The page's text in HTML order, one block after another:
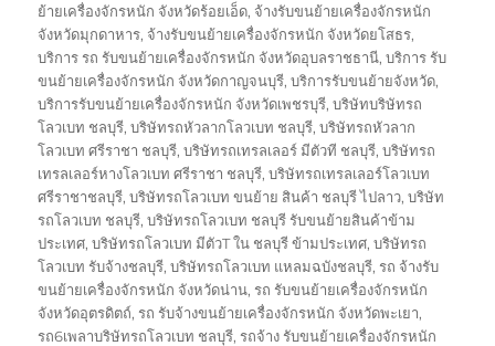
ย้ายเครื่องจักรหนัก จังหวัดร้อยเอ็ด, จ้างรับขนย้ายเครื่องจักรหนัก
จังหวัดมุกดาหาร, จ้างรับขนย้ายเครื่องจักรหนัก จังหวัดยโสธร,
บริการ รถ รับขนย้ายเครื่องจักรหนัก จังหวัดอุบลราชธานี,บริการ รับ
ขนย้ายเครื่องจักรหนัก จังหวัดกาญจนบุรี,บริการรับขนย้ายจังหวัด,
บริการรับขนย้ายเครื่องจักรหนัก จังหวัดเพชรบุรี,บริษัทบริษัทรถ
โลวเบท ชลบุรี,บริษัทรถหัวลากโลวเบท ชลบุรี,บริษัทรถหัวลาก
โลวเบท ศรีราชา ชลบุรี,บริษัทรถเทรลเลอร์ มีตัวที ชลบุรี,บริษัทรถ
เทรลเลอร์หางโลวเบท ศรีราชา ชลบุรี,บริษัทรถเทรลเลอร์โลวเบท
ศรีราชาชลบุรี,บริษัทรถโลวเบท ขนย้าย สินค้า ชลบุรี ไปลาว,บริษัท
รถโลวเบท ชลบุรี,บริษัทรถโลวเบท ชลบุรี รับขนย้ายสินค้าข้าม
ประเทศ,บริษัทรถโลวเบท มีตัวT ใน ชลบุรี ข้ามประเทศ,บริษัทรถ
โลวเบท รับจ้างชลบุรี,บริษัทรถโลวเบท แหลมฉบังชลบุรี,รถ จ้างรับ
ขนย้ายเครื่องจักรหนัก จังหวัดน่าน,รถ รับขนย้ายเครื่องจักรหนัก
จังหวัดอุตรดิตถ์,รถ รับจ้างขนย้ายเครื่องจักรหนัก จังหวัดพะเยา,
รถ6เพลาบริษัทรถโลวเบท ชลบุรี,รถจ้าง รับขนย้ายเครื่องจักรหนัก